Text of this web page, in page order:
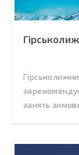
занять